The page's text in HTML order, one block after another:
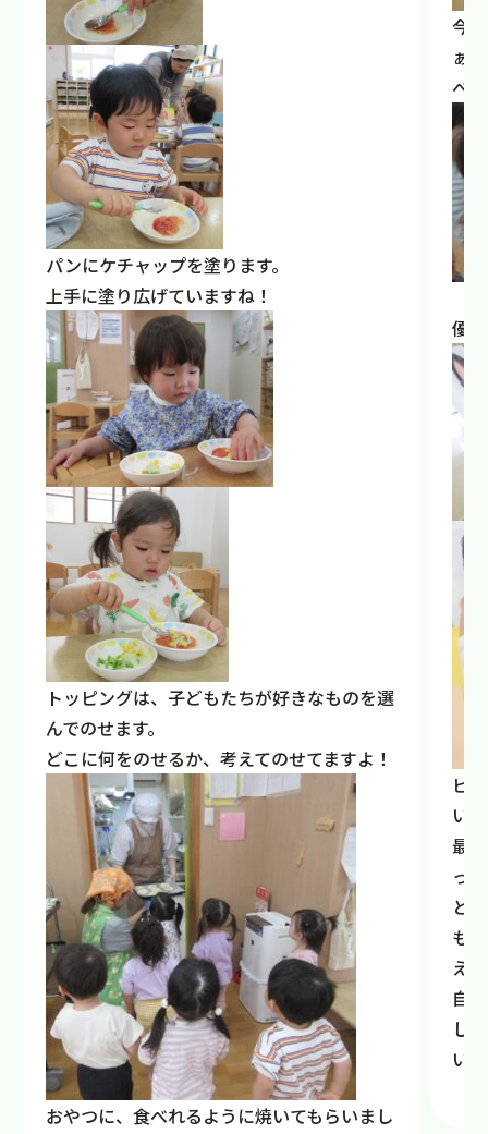
パンにケチャップを塗ります。
上手に塗り広げていますね！
トッピングは、子どもたちが好きなものを選
んでのせます。
どこに何をのせるか、考えてのせてますよ！
おやつに、食べれるように焼いてもらいまし
今
ぁ
べ
優
ピ
い
最
っ
と
も
え
自
し
い